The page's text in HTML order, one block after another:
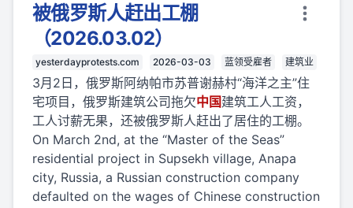
被俄罗斯人赶出工棚
（2026.03.02）
yesterdayprotests.com 2026-03-03 蓝领受雇者 建筑业
3月2日，俄罗斯阿纳帕市苏普谢赫村“海洋之主”住
宅项目，俄罗斯建筑公司拖欠中国建筑工人工资，
工人讨薪无果，还被俄罗斯人赶出了居住的工棚。
On March 2nd, at the “Master of the Seas”
residential project in Supsekh village, Anapa
city, Russia, a Russian construction company
defaulted on the wages of Chinese construction